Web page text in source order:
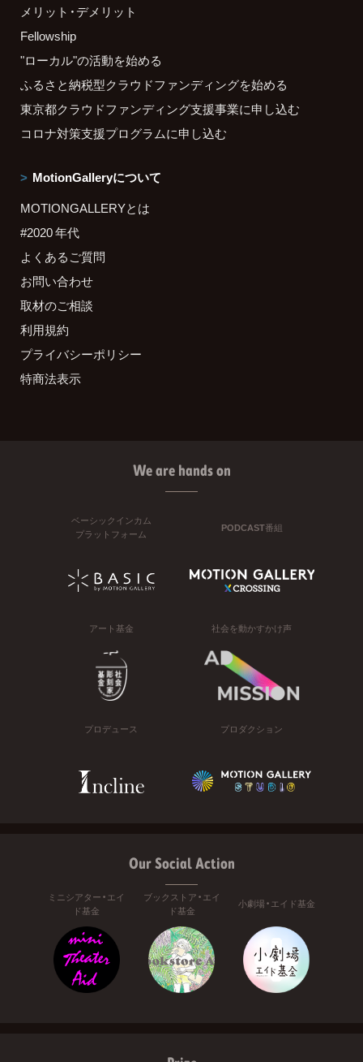
メリット・デメリット
Fellowship
"ローカル"の活動を始める
ふるさと納税型クラウドファンディングを始める
東京都クラウドファンディング支援事業に申し込む
コロナ対策支援プログラムに申し込む
MotionGalleryについて
MOTIONGALLERYとは
#2020 年代
よくあるご質問
お問い合わせ
取材のご相談
利用規約
プライバシーポリシー
特商法表示
We are hands on
ベーシックインカム
プラットフォーム
PODCAST番組
アート基金 社会を動かすかけ声
プロデュース プロダクション
Our Social Action
ミニシアター・エイ
ド基金
ブックストア・エイ
ド基金
小劇場・エイド基金